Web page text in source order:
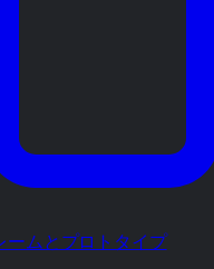
ームとプロトタイプ